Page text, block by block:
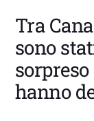
Tra
sono
hanno